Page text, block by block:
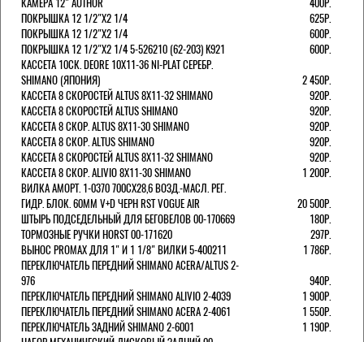
ПОКРЫШКА 12 1/2"Х2 1/4
625Р.
ПОКРЫШКА 12 1/2"Х2 1/4
600Р.
ПОКРЫШКА 12 1/2"Х2 1/4 5-526210 (62-203) K921
600Р.
КАССЕТА 10СК. DEORE 10Х11-36 NI-PLAT СЕРЕБР.
SHIMANO (ЯПОНИЯ)
2 450Р.
КАССЕТА 8 СКОРОСТЕЙ ALTUS 8Х11-32 SHIMANO
920Р.
КАССЕТА 8 СКОРОСТЕЙ ALTUS SHIMANO
920Р.
КАССЕТА 8 СКОР. ALTUS 8Х11-30 SHIMANO
920Р.
КАССЕТА 8 СКОР. ALTUS SHIMANO
920Р.
КАССЕТА 8 СКОРОСТЕЙ ALTUS 8Х11-32 SHIMANO
920Р.
КАССЕТА 8 СКОР. ALIVIO 8Х11-30 SHIMANO
1 200Р.
ВИЛКА АМОРТ. 1-0370 700СХ28,6 ВОЗД.-МАСЛ. РЕГ.
ГИДР. БЛОК. 60ММ V+D ЧЕРН RST VOGUE AIR
20 500Р.
ШТЫРЬ ПОДСЕДЕЛЬНЫЙ ДЛЯ БЕГОВЕЛОВ 00-170669
180Р.
ТОРМОЗНЫЕ РУЧКИ HORST 00-171620
297Р.
ВЫНОС PROMAX ДЛЯ 1" И 1 1/8" ВИЛКИ 5-400211
1 786Р.
ПЕРЕКЛЮЧАТЕЛЬ ПЕРЕДНИЙ SHIMANO ACERA/ALTUS 2-
976
940Р.
ПЕРЕКЛЮЧАТЕЛЬ ПЕРЕДНИЙ SHIMANO ALIVIO 2-4039
1 900Р.
ПЕРЕКЛЮЧАТЕЛЬ ПЕРЕДНИЙ SHIMANO ACERA 2-4061
1 550Р.
ПЕРЕКЛЮЧАТЕЛЬ ЗАДНИЙ SHIMANO 2-6001
1 190Р.